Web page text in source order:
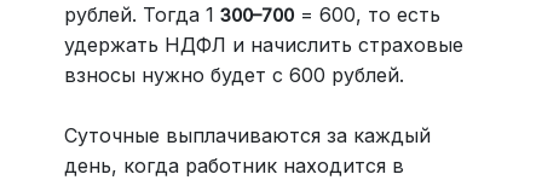
рублей. Тогда 1 300–700= 600, то есть
удержать НДФЛ и начислить страховые
взносы нужно будет с 600 рублей.
Суточные выплачиваются за каждый
день, когда работник находится в